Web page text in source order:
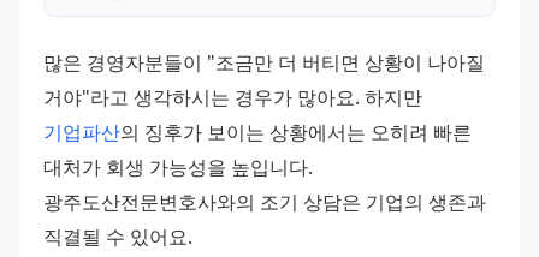
많은 경영자분들이 "조금만 더 버티면 상황이 나아질
기업파산의 징후가 보이는 상황에서는 오히려 빠른
대처가 회생 가능성을 높입니다.
광주도산전문변호사와의 조기 상담은 기업의 생존과
직결될 수 있어요.